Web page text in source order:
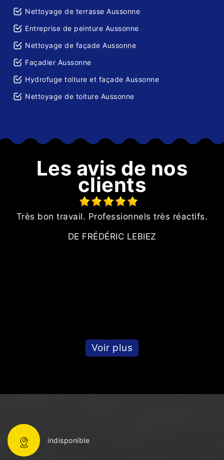
Nettoyage de terrasse Aussonne
Entreprise de peinture Aussonne
Nettoyage de façade Aussonne
Façadier Aussonne
Hydrofuge toiture et façade Aussonne
Nettoyage de toiture Aussonne
Les avis de nos
clients
Très bon travail. Professionnels très réactifs.
DE FRÉDÉRIC LEBIEZ
Voir plus
indisponible